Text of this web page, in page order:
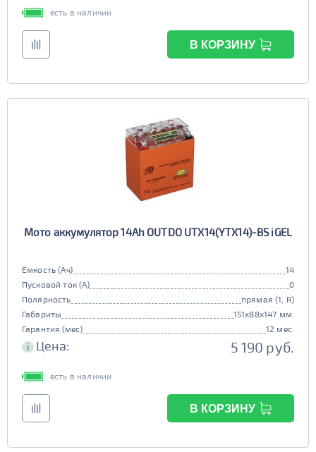
есть в наличии
В КОРЗИНУ
Мото аккумулятор 14Ah OUTDO UTX14(YTX14)-BS iGEL
Емкость (Ач)
14
Пусковой ток (А)
0
Полярность
прямая (1, R)
Габариты
151x88x147 мм.
Гарантия (мес)
12 мес.
i Цена: 5 190 руб.
есть в наличии
В КОРЗИНУ